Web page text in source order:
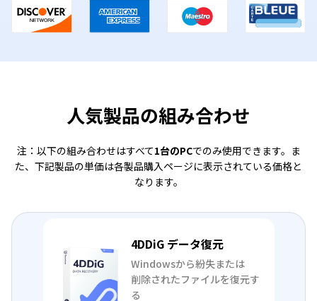
人気製品の組み合わせ
注：以下の組み合わせはすべて1台のPCでのみ使用できます。ま
た、下記製品の単価は各製品購入ページに表示されている価格と
なります。
4DDiG データ復元
Windowsから紛失または
削除されたファイルを復元す
る